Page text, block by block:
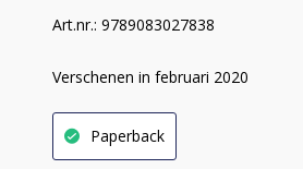
Art.nr.: 9789083027838
Verschenen in februari 2020
Paperback